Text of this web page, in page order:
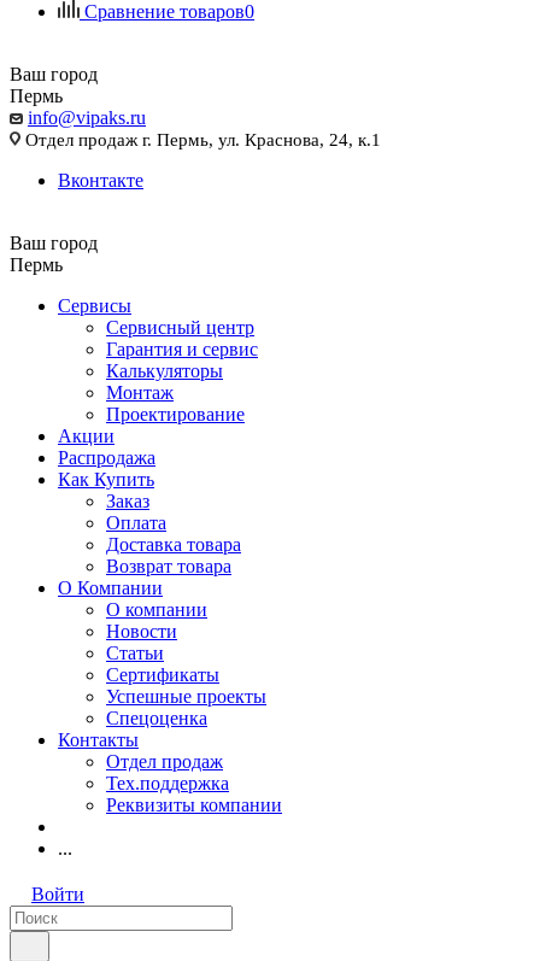
Сравнение товаров0
Ваш город
Пермь
info@vipaks.ru
Отдел продаж г. Пермь, ул. Краснова, 24, к.1
Вконтакте
Ваш город
Пермь
Сервисы
Сервисный центр
Гарантия и сервис
Калькуляторы
Монтаж
Проектирование
Акции
Распродажа
Как Купить
Заказ
Оплата
Доставка товара
Возврат товара
О Компании
О компании
Новости
Статьи
Сертификаты
Успешные проекты
Спецоценка
Контакты
Отдел продаж
Тех.поддержка
Реквизиты компании
...
Войти